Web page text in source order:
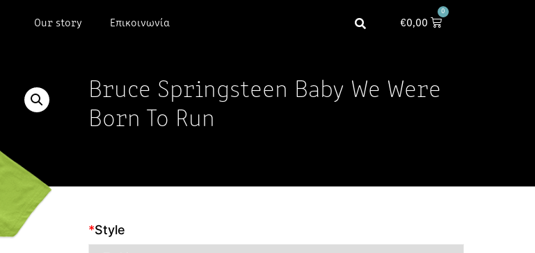
Our story Επικοινωνία €0,00
0
Bruce Springsteen Baby We Were
Born To Run
*Style